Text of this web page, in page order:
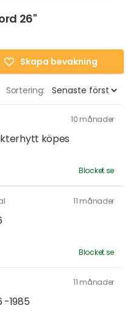
26"
Skapa bevakning
Sortering:
10 månader
köpes
Blocket.se
11 månader
Blocket.se
11 månader
-1985